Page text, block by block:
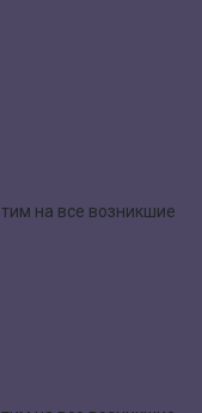
на все возникшие